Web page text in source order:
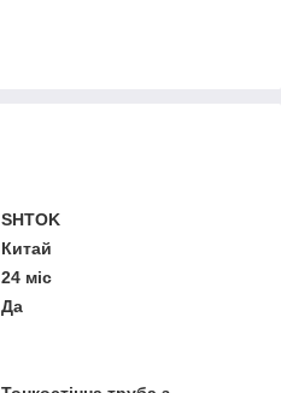
SHTOK
Китай
24 міс
Да